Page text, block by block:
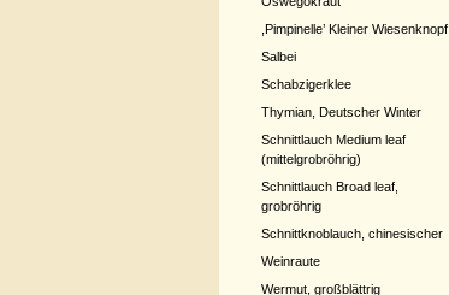
,Pimpinelle’ Kleiner Wiesenknopf
Salbei
Schabzigerklee
Thymian, Deutscher Winter
Schnittlauch Medium leaf
(mittelgrobröhrig)
Schnittlauch Broad leaf,
grobröhrig
Schnittknoblauch, chinesischer
Weinraute
Wermut, großblättrig